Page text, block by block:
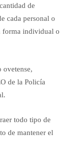
de
cada personal o
forma individual o
de la Policía
todo tipo de
de mantener el